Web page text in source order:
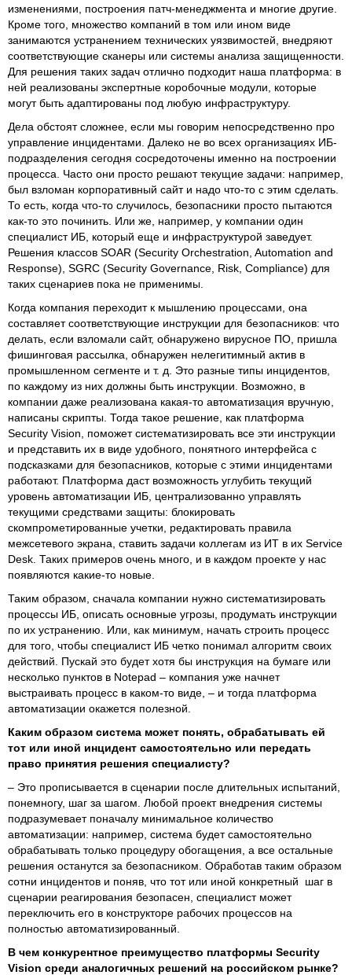
изменениями, построения патч-менеджмента и многие другие.
Кроме того, множество компаний в том или ином виде
занимаются устранением технических уязвимостей, внедряют
соответствующие сканеры или системы анализа защищенности.
Для решения таких задач отлично подходит наша платформа: в
ней реализованы экспертные коробочные модули, которые
могут быть адаптированы под любую инфраструктуру.
Дела обстоят сложнее, если мы говорим непосредственно про
управление инцидентами. Далеко не во всех организациях ИБ-
подразделения сегодня сосредоточены именно на построении
процесса. Часто они просто решают текущие задачи: например,
был взломан корпоративный сайт и надо что-то с этим сделать.
То есть, когда что-то случилось, безопасники просто пытаются
как-то это починить. Или же, например, у компании один
специалист ИБ, который еще и инфраструктурой заведует.
Решения классов SOAR (Security Orchestration, Automation and
Response), SGRC (Security Governance, Risk, Compliance) для
таких сценариев пока не применимы.
Когда компания переходит к мышлению процессами, она
составляет соответствующие инструкции для безопасников: что
делать, если взломали сайт, обнаружено вирусное ПО, пришла
фишинговая рассылка, обнаружен нелегитимный актив в
промышленном сегменте и т. д. Это разные типы инцидентов,
по каждому из них должны быть инструкции. Возможно, в
компании даже реализована какая-то автоматизация вручную,
написаны скрипты. Тогда такое решение, как платформа
Security Vision, поможет систематизировать все эти инструкции
и представить их в виде удобного, понятного интерфейса с
подсказками для безопасников, которые с этими инцидентами
работают. Платформа даст возможность углубить текущий
уровень автоматизации ИБ, централизованно управлять
текущими средствами защиты: блокировать
скомпрометированные учетки, редактировать правила
межсетевого экрана, ставить задачи коллегам из ИТ в их Service
Desk. Таких примеров очень много, и в каждом проекте у нас
появляются какие-то новые.
Таким образом, сначала компании нужно систематизировать
процессы ИБ, описать основные угрозы, продумать инструкции
по их устранению. Или, как минимум, начать строить процесс
для того, чтобы специалист ИБ четко понимал алгоритм своих
действий. Пускай это будет хотя бы инструкция на бумаге или
несколько пунктов в Notepad – компания уже начнет
выстраивать процесс в каком-то виде, – и тогда платформа
автоматизации окажется полезной.
Каким образом система может понять, обрабатывать ей
тот или иной инцидент самостоятельно или передать
право принятия решения специалисту?
– Это прописывается в сценарии после длительных испытаний,
понемногу, шаг за шагом. Любой проект внедрения системы
подразумевает поначалу минимальное количество
автоматизации: например, система будет самостоятельно
обрабатывать только процедуру обогащения, а все остальные
решения останутся за безопасником. Обработав таким образом
сотни инцидентов и поняв, что тот или иной конкретный шаг в
сценарии реагирования безопасен, специалист может
переключить его в конструкторе рабочих процессов на
полностью автоматизированный.
В чем конкурентное преимущество платформы Security
Vision среди аналогичных решений на российском рынке?